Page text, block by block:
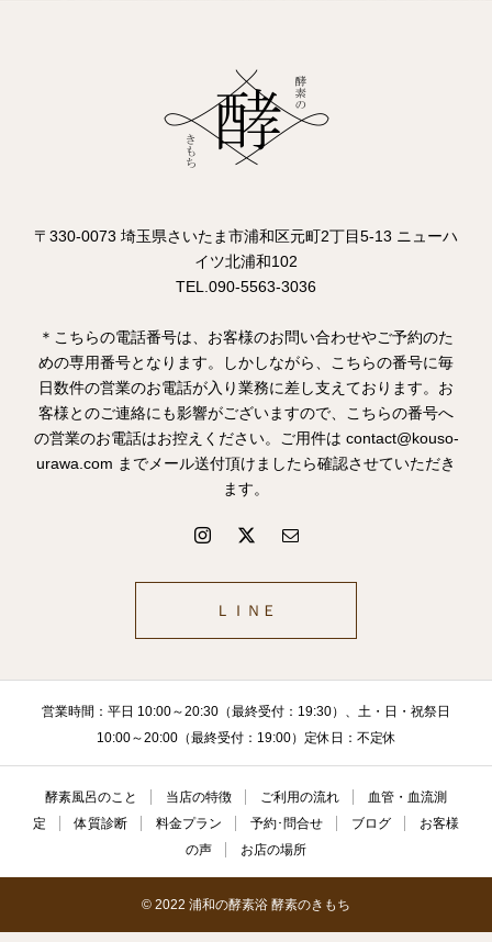
〒330-0073 埼玉県さいたま市浦和区元町2丁目5-13 ニューハ
イツ北浦和102
TEL.090-5563-3036
＊こちらの電話番号は、お客様のお問い合わせやご予約のた
めの専用番号となります。しかしながら、こちらの番号に毎
日数件の営業のお電話が入り業務に差し支えております。お
客様とのご連絡にも影響がございますので、こちらの番号へ
の営業のお電話はお控えください。ご用件は contact@kouso-
urawa.com までメール送付頂けましたら確認させていただき
ます。
ＬＩＮＥ
営業時間：平日 10:00～20:30（最終受付：19:30）、土・日・祝祭日
10:00～20:00（最終受付：19:00）定休日：不定休
酵素風呂のこと 当店の特徴 ご利用の流れ
血管・血流測
定
体質診断 料金プラン 予約･問合せ ブログ
お客様
の声
お店の場所
© 2022 浦和の酵素浴 酵素のきもち